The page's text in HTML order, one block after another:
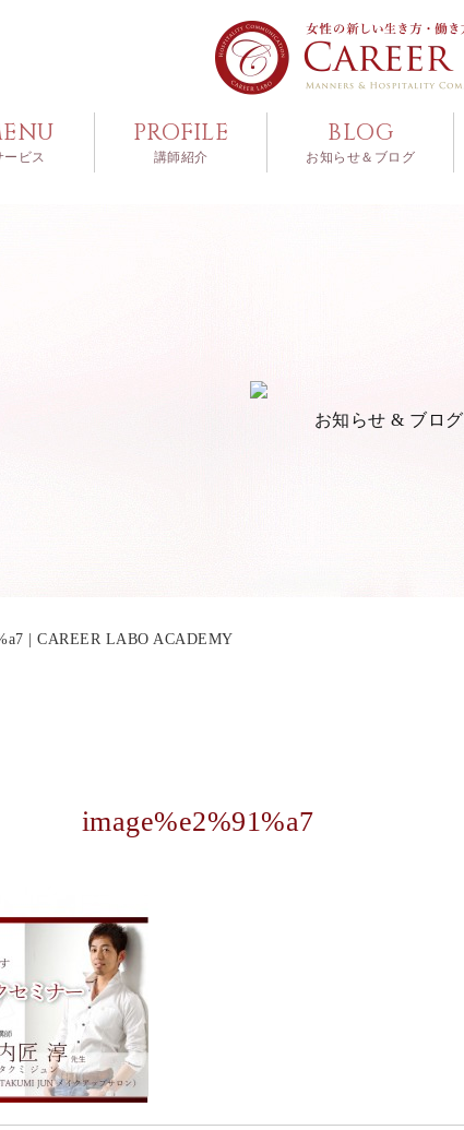
ービス
PROFILE
講師紹介
BLOG
お知らせ＆ブログ
お知らせ & ブログ
| CAREER LABO ACADEMY
image%e2%91%a7